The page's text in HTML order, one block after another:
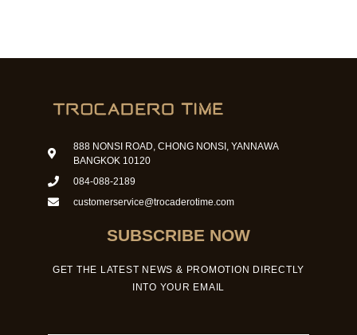
888 NONSI ROAD, CHONG NONSI, YANNAWA
BANGKOK 10120
084-088-2189
customerservice@trocaderotime.com
SUBSCRIBE NOW
GET THE LATEST NEWS & PROMOTION DIRECTLY
INTO YOUR EMAIL